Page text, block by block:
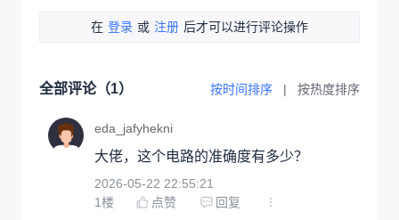
在 登录 或 注册 后才可以进行评论操作
全部评论（1） 按时间排序 | 按热度排序
eda_jafyhekni
大佬，这个电路的准确度有多少？
2026-05-22 22:55:21
1楼 点赞 回复